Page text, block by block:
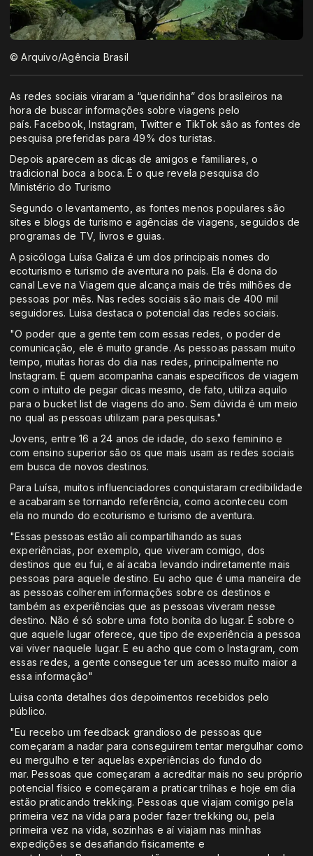
© Arquivo/Agência Brasil
As redes sociais viraram a “queridinha” dos brasileiros na
hora de buscar informações sobre viagens pelo
país. Facebook, Instagram, Twitter e TikTok são as fontes de
pesquisa preferidas para 49% dos turistas.
Depois aparecem as dicas de amigos e familiares, o
tradicional boca a boca. É o que revela pesquisa do
Ministério do Turismo
Segundo o levantamento, as fontes menos populares são
sites e blogs de turismo e agências de viagens, seguidos de
programas de TV, livros e guias.
A psicóloga Luísa Galiza é um dos principais nomes do
ecoturismo e turismo de aventura no país. Ela é dona do
canal Leve na Viagem que alcança mais de três milhões de
pessoas por mês. Nas redes sociais são mais de 400 mil
seguidores. Luisa destaca o potencial das redes sociais.
"O poder que a gente tem com essas redes, o poder de
comunicação, ele é muito grande. As pessoas passam muito
tempo, muitas horas do dia nas redes, principalmente no
Instagram. E quem acompanha canais específicos de viagem
com o intuito de pegar dicas mesmo, de fato, utiliza aquilo
para o bucket list de viagens do ano. Sem dúvida é um meio
no qual as pessoas utilizam para pesquisas."
Jovens, entre 16 a 24 anos de idade, do sexo feminino e
com ensino superior são os que mais usam as redes sociais
em busca de novos destinos.
Para Luísa, muitos influenciadores conquistaram credibilidade
e acabaram se tornando referência, como aconteceu com
ela no mundo do ecoturismo e turismo de aventura.
"Essas pessoas estão ali compartilhando as suas
experiências, por exemplo, que viveram comigo, dos
destinos que eu fui, e aí acaba levando indiretamente mais
pessoas para aquele destino. Eu acho que é uma maneira de
as pessoas colherem informações sobre os destinos e
também as experiências que as pessoas viveram nesse
destino. Não é só sobre uma foto bonita do lugar. É sobre o
que aquele lugar oferece, que tipo de experiência a pessoa
vai viver naquele lugar. E eu acho que com o Instagram, com
essas redes, a gente consegue ter um acesso muito maior a
essa informação"
Luisa conta detalhes dos depoimentos recebidos pelo
público.
"Eu recebo um feedback grandioso de pessoas que
começaram a nadar para conseguirem tentar mergulhar como
eu mergulho e ter aquelas experiências do fundo do
mar. Pessoas que começaram a acreditar mais no seu próprio
potencial físico e começaram a praticar trilhas e hoje em dia
estão praticando trekking. Pessoas que viajam comigo pela
primeira vez na vida para poder fazer trekking ou, pela
primeira vez na vida, sozinhas e aí viajam nas minhas
expedições se desafiando fisicamente e